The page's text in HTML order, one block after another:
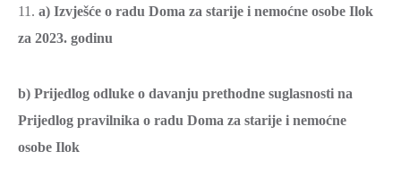
11. a) Izvješće o radu Doma za starije i nemoćne osobe Ilok
za 2023. godinu
b) Prijedlog odluke o davanju prethodne suglasnosti na
Prijedlog pravilnika o radu Doma za starije i nemoćne
osobe Ilok